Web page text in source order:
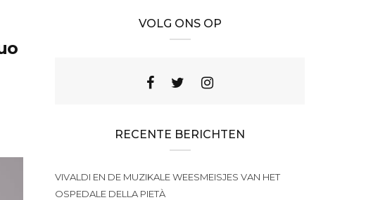
VOLG ONS OP
RECENTE BERICHTEN
VIVALDI EN DE MUZIKALE WEESMEISJES VAN HET
OSPEDALE DELLA PIETÀ